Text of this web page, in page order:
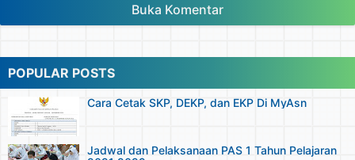
Buka Komentar
POPULAR POSTS
Cara Cetak SKP, DEKP, dan EKP Di MyAsn
Jadwal dan Pelaksanaan PAS 1 Tahun Pelajaran